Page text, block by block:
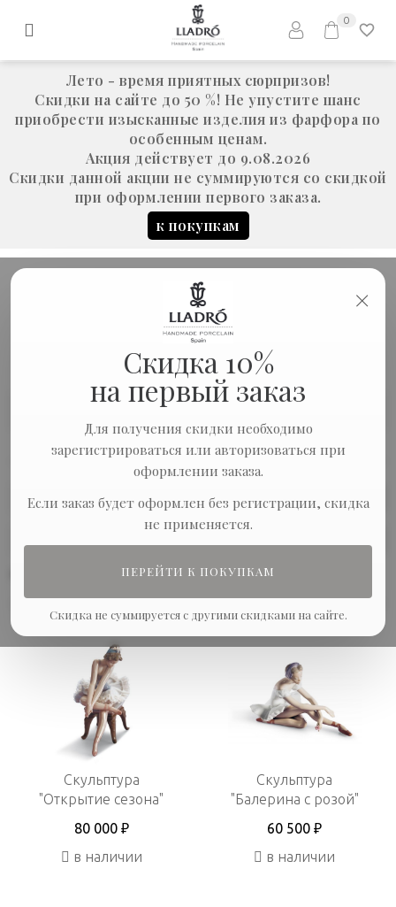
Лето - время приятных сюрпризов!
Скидки на сайте до 50 %! Не упустите шанс
приобрести изысканные изделия из фарфора по
особенным ценам.
Акция действует до 9.08.2026
Скидки данной акции не суммируются со скидкой
при оформлении первого заказа.
к покупкам
0
×
Скидка 10%
на первый заказ
Для получения скидки необходимо
зарегистрироваться или авторизоваться при
оформлении заказа.
Если заказ будет оформлен без регистрации, скидка
не применяется.
ПЕРЕЙТИ К ПОКУПКАМ
Скидка не суммируется с другими скидками на сайте.
В НАЛИЧИИ «СЦЕНИЧЕСКОЕ
ИСКУССТВО»
В наличии «сценическое
Сортировка:
Скульптура
"Открытие сезона"
80 000 ₽
в наличии
Скульптура
"Балерина с розой"
60 500 ₽
в наличии